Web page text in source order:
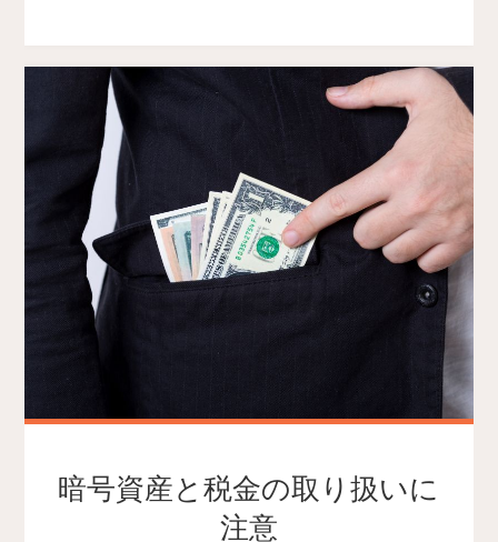
暗号資産と税金の取り扱いに
注意